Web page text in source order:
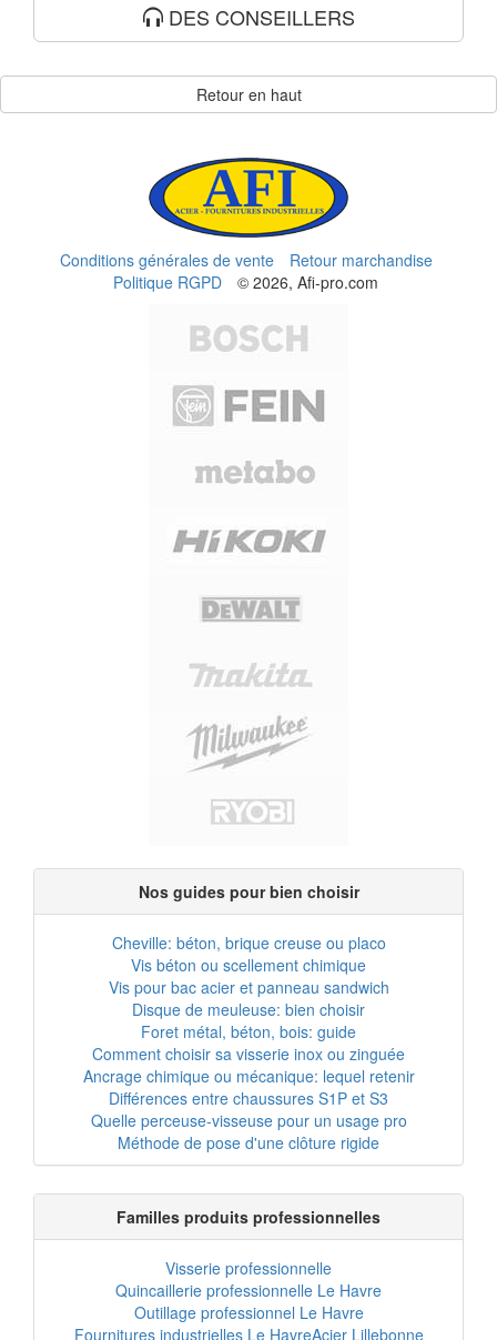
DES CONSEILLERS
Retour en haut
Conditions générales de vente
Retour marchandise
Politique RGPD
© 2026, Afi-pro.com
Nos guides pour bien choisir
Cheville: béton, brique creuse ou placo
Vis béton ou scellement chimique
Vis pour bac acier et panneau sandwich
Disque de meuleuse: bien choisir
Foret métal, béton, bois: guide
Comment choisir sa visserie inox ou zinguée
Ancrage chimique ou mécanique: lequel retenir
Différences entre chaussures S1P et S3
Quelle perceuse-visseuse pour un usage pro
Méthode de pose d'une clôture rigide
Familles produits professionnelles
Visserie professionnelle
Quincaillerie professionnelle Le Havre
Outillage professionnel Le Havre
Fournitures industrielles Le HavreAcier Lillebonne